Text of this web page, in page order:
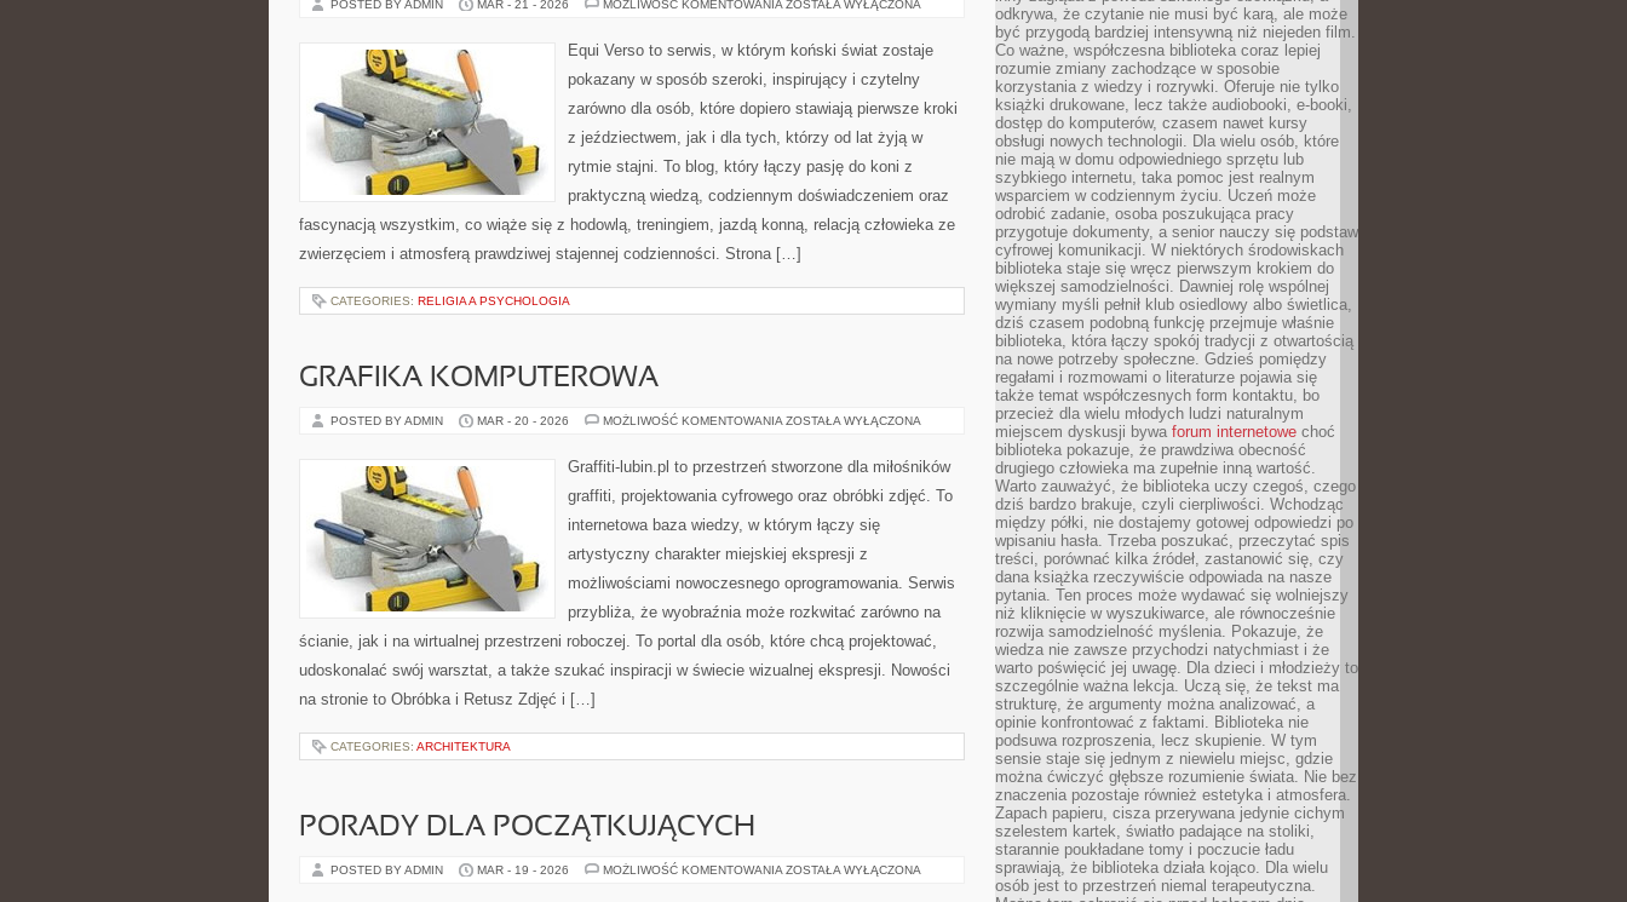
POSTED BY ADMIN MAR - 21 - 2026 MOŻLIWOŚĆ KOMENTOWANIA EQUI
ZOSTAŁA WYŁĄCZONA
Equi Verso to serwis, w którym koński świat zostaje
pokazany w sposób szeroki, inspirujący i czytelny
zarówno dla osób, które dopiero stawiają pierwsze kroki
z jeździectwem, jak i dla tych, którzy od lat żyją w
rytmie stajni. To blog, który łączy pasję do koni z
praktyczną wiedzą, codziennym doświadczeniem oraz
fascynacją wszystkim, co wiąże się z hodowlą, treningiem, jazdą konną, relacją człowieka ze
zwierzęciem i atmosferą prawdziwej stajennej codzienności. Strona […]
CATEGORIES: RELIGIA A PSYCHOLOGIA
GRAFIKA KOMPUTEROWA
POSTED BY ADMIN MAR - 20 - 2026 MOŻLIWOŚĆ KOMENTOWANIA GRAFIKA
ZOSTAŁA WYŁĄCZONA
Graffiti-lubin.pl to przestrzeń stworzone dla miłośników
graffiti, projektowania cyfrowego oraz obróbki zdjęć. To
internetowa baza wiedzy, w którym łączy się
artystyczny charakter miejskiej ekspresji z
możliwościami nowoczesnego oprogramowania. Serwis
przybliża, że wyobraźnia może rozkwitać zarówno na
ścianie, jak i na wirtualnej przestrzeni roboczej. To portal dla osób, które chcą projektować,
udoskonalać swój warsztat, a także szukać inspiracji w świecie wizualnej ekspresji. Nowości
na stronie to Obróbka i Retusz Zdjęć i […]
CATEGORIES: ARCHITEKTURA
PORADY DLA POCZĄTKUJĄCYCH
POSTED BY ADMIN MAR - 19 - 2026 MOŻLIWOŚĆ KOMENTOWANIA PORADY
ZOSTAŁA WYŁĄCZONA
odkrywa, że czytanie nie musi być karą, ale może
być przygodą bardziej intensywną niż niejeden film.
Co ważne, współczesna biblioteka coraz lepiej
rozumie zmiany zachodzące w sposobie
korzystania z wiedzy i rozrywki. Oferuje nie tylko
książki drukowane, lecz także audiobooki, e-booki,
dostęp do komputerów, czasem nawet kursy
obsługi nowych technologii. Dla wielu osób, które
nie mają w domu odpowiedniego sprzętu lub
szybkiego internetu, taka pomoc jest realnym
wsparciem w codziennym życiu. Uczeń może
odrobić zadanie, osoba poszukująca pracy
przygotuje dokumenty, a senior nauczy się podstaw
cyfrowej komunikacji. W niektórych środowiskach
biblioteka staje się wręcz pierwszym krokiem do
większej samodzielności. Dawniej rolę wspólnej
wymiany myśli pełnił klub osiedlowy albo świetlica,
dziś czasem podobną funkcję przejmuje właśnie
biblioteka, która łączy spokój tradycji z otwartością
na nowe potrzeby społeczne. Gdzieś pomiędzy
regałami i rozmowami o literaturze pojawia się
także temat współczesnych form kontaktu, bo
przecież dla wielu młodych ludzi naturalnym
miejscem dyskusji bywa forum internetowe choć
biblioteka pokazuje, że prawdziwa obecność
drugiego człowieka ma zupełnie inną wartość.
Warto zauważyć, że biblioteka uczy czegoś, czego
dziś bardzo brakuje, czyli cierpliwości. Wchodząc
między półki, nie dostajemy gotowej odpowiedzi po
wpisaniu hasła. Trzeba poszukać, przeczytać spis
treści, porównać kilka źródeł, zastanowić się, czy
dana książka rzeczywiście odpowiada na nasze
pytania. Ten proces może wydawać się wolniejszy
niż kliknięcie w wyszukiwarce, ale równocześnie
rozwija samodzielność myślenia. Pokazuje, że
wiedza nie zawsze przychodzi natychmiast i że
warto poświęcić jej uwagę. Dla dzieci i młodzieży to
szczególnie ważna lekcja. Uczą się, że tekst ma
strukturę, że argumenty można analizować, a
opinie konfrontować z faktami. Biblioteka nie
podsuwa rozproszenia, lecz skupienie. W tym
sensie staje się jednym z niewielu miejsc, gdzie
można ćwiczyć głębsze rozumienie świata. Nie bez
znaczenia pozostaje również estetyka i atmosfera.
Zapach papieru, cisza przerywana jedynie cichym
szelestem kartek, światło padające na stoliki,
starannie poukładane tomy i poczucie ładu
sprawiają, że biblioteka działa kojąco. Dla wielu
osób jest to przestrzeń niemal terapeutyczna.